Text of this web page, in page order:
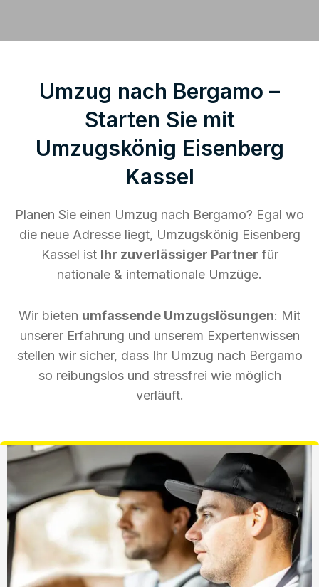
Umzug nach Bergamo –
Starten Sie mit
Umzugskönig Eisenberg
Kassel
Planen Sie einen Umzug nach Bergamo? Egal wo
die neue Adresse liegt, Umzugskönig Eisenberg
Kassel ist Ihr zuverlässiger Partner für
nationale & internationale Umzüge.
Wir bieten umfassende Umzugslösungen: Mit
unserer Erfahrung und unserem Expertenwissen
stellen wir sicher, dass Ihr Umzug nach Bergamo
so reibungslos und stressfrei wie möglich
verläuft.